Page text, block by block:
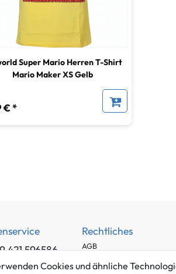
Super Mario Herren T-Shirt
Mario Maker XS Gelb
€ *
421 596586
9 - 16 Uhr
Rechtliches
AGB
Impressum
Cookies und ähnliche